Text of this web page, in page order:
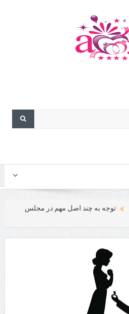
توجه به چند اصل مهم در مجلس